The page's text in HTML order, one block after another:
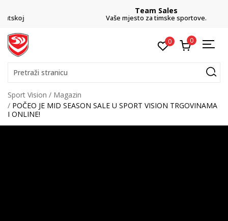
Vaše mjesto za timske sportove.
0 0
Pretraži stranicu
Sport Vision
Magazin
POČEO JE MID SEASON SALE U SPORT VISION TRGOVINAMA
I ONLINE!